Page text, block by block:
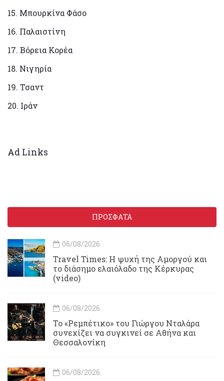
15. Μπουρκίνα Φάσο
16. Παλαιστίνη
17. Βόρεια Κορέα
18. Νιγηρία
19. Τσαντ
20. Ιράν
Ad Links
ΠΡΟΣΦΑΤΑ
06/08/2026
Travel Times: H ψυχή της Αμοργού και
το διάσημο ελαιόλαδο της Κέρκυρας
(video)
06/08/2026
Το «Ρεμπέτικο» του Γιώργου Νταλάρα
συνεχίζει να συγκινεί σε Αθήνα και
Θεσσαλονίκη
06/08/2026